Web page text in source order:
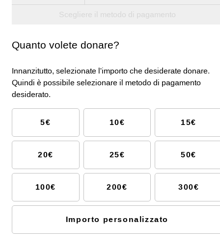
Scegliere il metodo di pagamento
Quanto volete donare?
Innanzitutto, selezionate l'importo che desiderate donare.
Quindi è possibile selezionare il metodo di pagamento
desiderato.
5€ 10€ 15€
20€ 25€ 50€
100€ 200€ 300€
Importo personalizzato